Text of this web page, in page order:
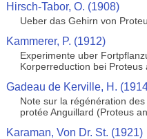
Hirsch-Tabor, O. (1908)
Ueber das Gehirn von
Kammerer, P. (1912)
Experimente uber
Korperreduction bei Proteus
Gadeau de Kerville, H.
Note sur la régénération
protée Anguillard (Proteus
Karaman, Von Dr. St. (1921)